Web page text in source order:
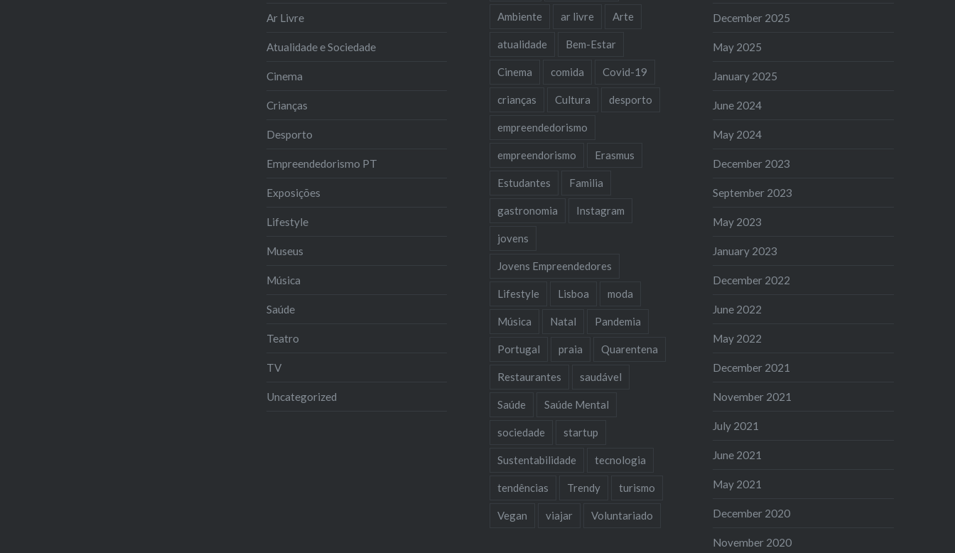
Ar Livre
Atualidade e Sociedade
Cinema
Crianças
Desporto
Empreendedorismo PT
Exposições
Lifestyle
Museus
Música
Saúde
Teatro
TV
Uncategorized
Ambiente ar livre Arte
atualidade Bem-Estar
Cinema comida Covid-19
crianças Cultura desporto
empreendedorismo
empreendorismo Erasmus
Estudantes Familia
gastronomia Instagram
jovens
Jovens Empreendedores
Lifestyle Lisboa moda
Música Natal Pandemia
Portugal praia Quarentena
Restaurantes saudável
Saúde Saúde Mental
sociedade startup
Sustentabilidade tecnologia
tendências Trendy turismo
Vegan viajar Voluntariado
December 2025
May 2025
January 2025
June 2024
May 2024
December 2023
September 2023
May 2023
January 2023
December 2022
June 2022
May 2022
December 2021
November 2021
July 2021
June 2021
May 2021
December 2020
November 2020